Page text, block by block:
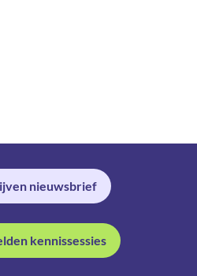
nieuwsbrief
kennissessies